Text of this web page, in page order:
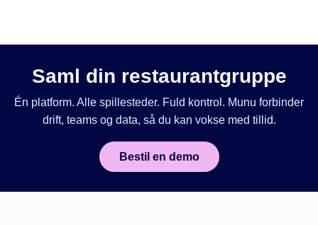
Saml din restaurantgruppe
Én platform. Alle spillesteder. Fuld kontrol. Munu forbinder
drift, teams og data, så du kan vokse med tillid.
Bestil en demo